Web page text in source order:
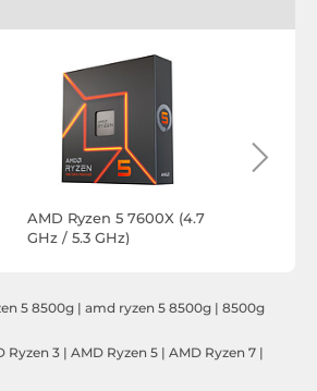
AMD Ryzen 5 7600X (4.7
GHz / 5.3 GHz)
5 8500g | amd ryzen 5 8500g | 8500g
Ryzen 3 | AMD Ryzen 5 | AMD Ryzen 7 |